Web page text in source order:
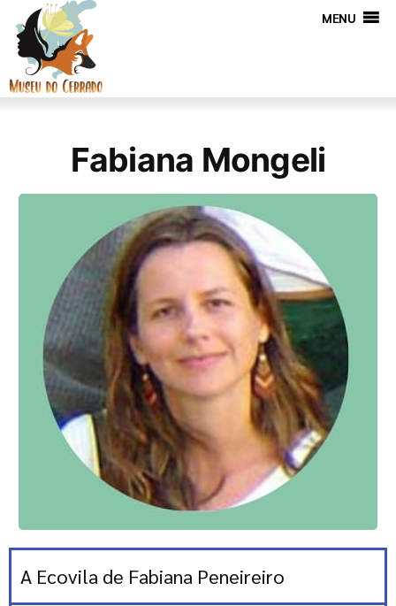
MENU
Fabiana Mongeli
A Ecovila de Fabiana Peneireiro